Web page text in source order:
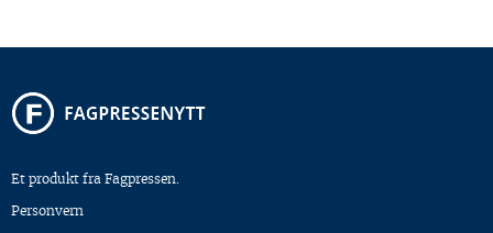
Et produkt fra Fagpressen.
Personvern